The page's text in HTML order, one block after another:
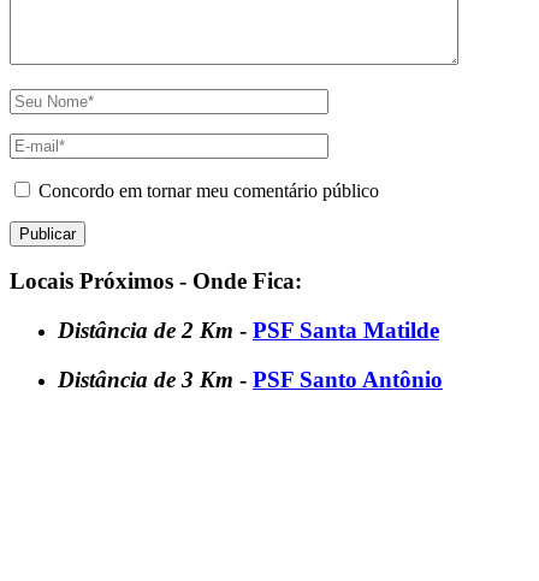
Concordo em tornar meu comentário público
Locais Próximos - Onde Fica:
Distância de 2 Km - PSF Santa Matilde
Distância de 3 Km - PSF Santo Antônio